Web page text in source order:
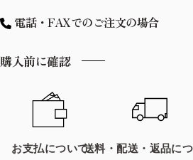
電話・FAXでのご注文の場合
購入前に確認
お支払について送料・配送・返品に